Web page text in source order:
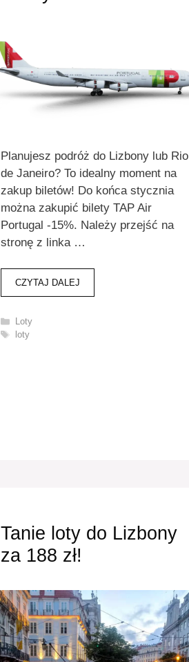
Planujesz podróż do Lizbony lub Rio
de Janeiro? To idealny moment na
zakup biletów! Do końca stycznia
można zakupić bilety TAP Air
Portugal -15%. Należy przejść na
stronę z linka …
CZYTAJ DALEJ
Kategorie
Loty
Tagi
loty
Tanie loty do Lizbony
za 188 zł!